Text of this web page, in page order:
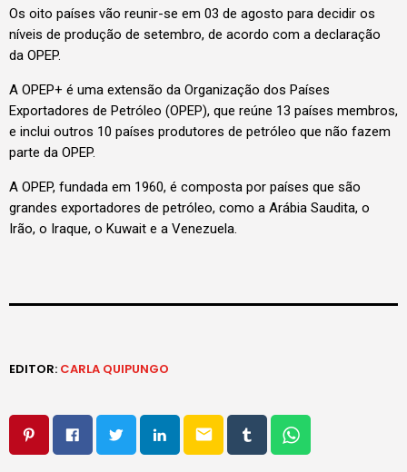
Os oito países vão reunir-se em 03 de agosto para decidir os
níveis de produção de setembro, de acordo com a declaração
da OPEP.
A OPEP+ é uma extensão da Organização dos Países
Exportadores de Petróleo (OPEP), que reúne 13 países membros,
e inclui outros 10 países produtores de petróleo que não fazem
parte da OPEP.
A OPEP, fundada em 1960, é composta por países que são
grandes exportadores de petróleo, como a Arábia Saudita, o
Irão, o Iraque, o Kuwait e a Venezuela.
EDITOR: CARLA QUIPUNGO
email